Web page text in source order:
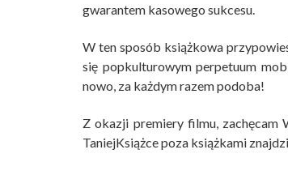
gwarantem kasowego sukcesu.
W ten sposób książkowa
się popkulturowym perpetuum
nowo, za każdym razem podoba!
Z okazji premiery filmu, zachęcam
TaniejKsiążce poza książkami